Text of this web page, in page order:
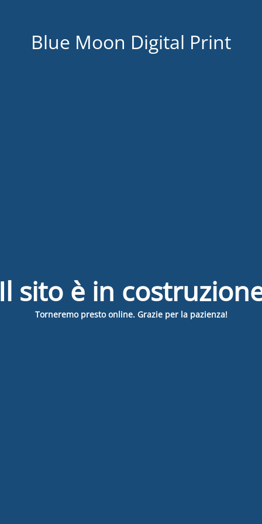
Blue Moon Digital Print
Il sito è in
Torneremo presto online. Grazie per la pazienza!